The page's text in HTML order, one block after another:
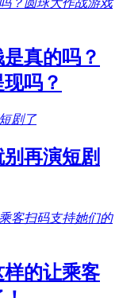
真的吗？
吗？
再演短剧
的让乘客